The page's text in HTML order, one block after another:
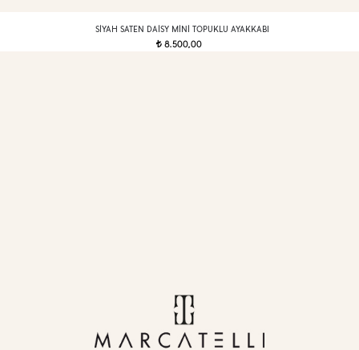
SIYAH SATEN DAISY MINI TOPUKLU AYAKKABI
t8.500,00